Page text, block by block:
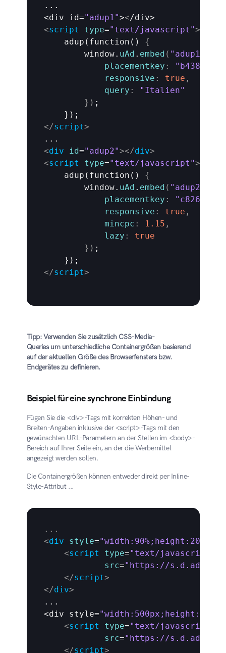
...
<div id="adup1"><
<script type="text/javascript">
    adup(function()
{
window. uAd . embed ( "adup1"
placementkey :
responsive : true ,
query :
"Italien"
} ) ;
</script>
<div id="adup2"></div>
<script type="text/javascript">
    adup(function()
{
window. uAd . embed ( "adup2"
placementkey :
responsive : true ,
mincpc : 1.15 ,
lazy :
true
} ) ;
</script>
Tipp: Verwenden Sie zusätzlich CSS-Media-
Queries um unterschiedliche Containergrößen basierend
auf der aktuellen Größe des Browserfensters bzw.
Endgerätes zu definieren.
Beispiel für eine synchrone Einbindung
Fügen Sie die <div>-Tags mit korrekten Höhen- und
Breiten-Angaben inklusive der <script>-Tags mit den
gewünschten URL-Parametern an der Stellen im <body>-
Bereich auf Ihrer Seite ein, an der die Werbemittel
angezeigt werden sollen.
Die Containergrößen können entweder direkt per Inline-
Style-Attribut ...
...
<div style="width:90%;height:200px;"
<script type="text/javascript"
src="https://s.d.adup-
</script>
</div>
...
<div style=
<script type="text/javascript"
src="https://s.d.adup-
</script>